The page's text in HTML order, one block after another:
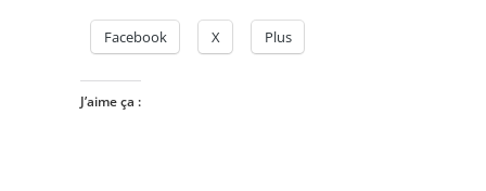
Facebook X Plus
J’aime ça :